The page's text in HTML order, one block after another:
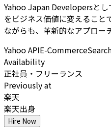
Yahoo Japan Developersと
をビジネス価値に変えること
ながらも、革新的なアプロー
Yahoo APIE-Commerce
Availability
正社員・フリーランス
Previously at
楽天
楽天出身
Hire Now